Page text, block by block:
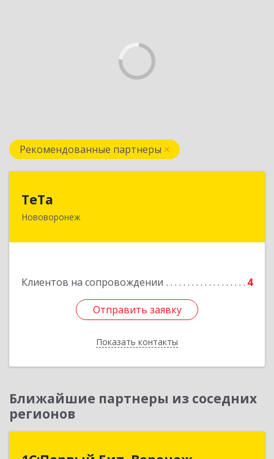
Рекомендованные партнеры
ТеТа
Нововоронеж
Клиентов на сопровождении 4
Отправить заявку
Показать контакты
396 073, Нововоронеж г, а/я, дом № 30
Отправить заявку
Назад
Ближайшие партнеры из соседних
регионов
1С:Первый Бит, Воронеж